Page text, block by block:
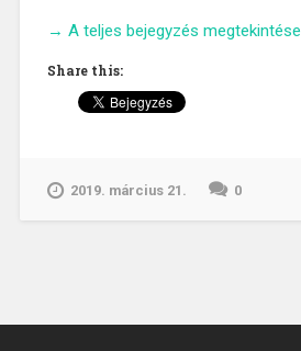
„Top
olvasószolgálati
kérdés”
→ A teljes bejegyzés megtekintése
Share this:
2019. március 21. 0